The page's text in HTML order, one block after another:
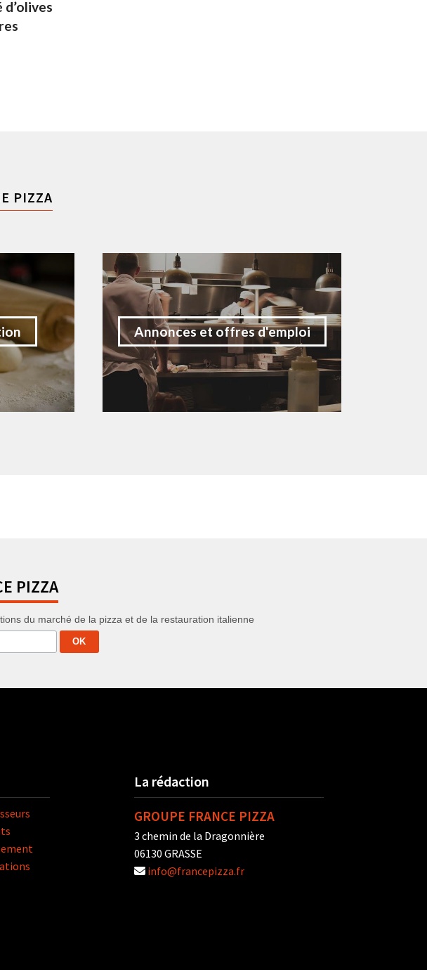
d’olives
PIZZA
Annonces et offres d'emploi
PIZZA
du marché de la pizza et de la restauration italienne
La rédaction
GROUPE FRANCE PIZZA
3 chemin de la Dragonnière
06130 GRASSE
info@francepizza.fr